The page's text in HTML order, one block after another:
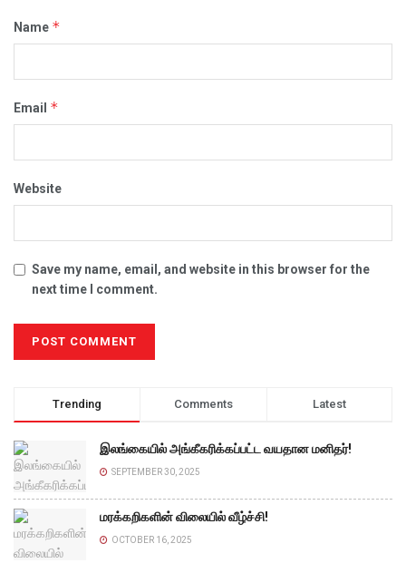
Name *
Email *
Website
Save my name, email, and website in this browser for the
next time I comment.
Trending Comments Latest
இலங்கையில் அங்கீகரிக்கப்பட்ட வயதான மனிதர்!
SEPTEMBER 30, 2025
மரக்கறிகளின் விலையில் வீழ்ச்சி!
OCTOBER 16, 2025